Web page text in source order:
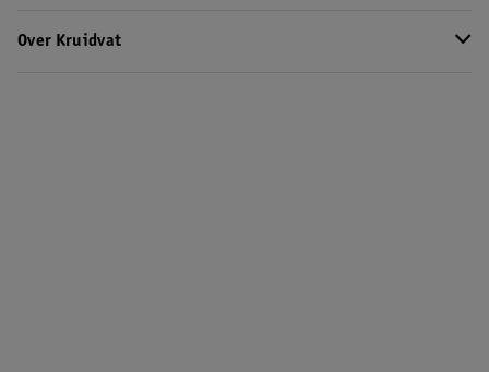
Over Kruidvat